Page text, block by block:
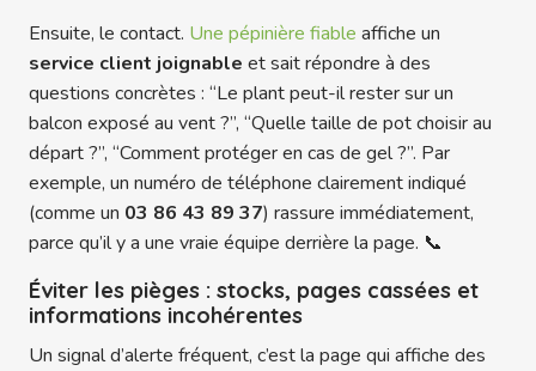
Ensuite, le contact. Une pépinière fiable affiche un
service client joignable et sait répondre à des
questions concrètes : “Le plant peut-il rester sur un
balcon exposé au vent ?”, “Quelle taille de pot choisir au
départ ?”, “Comment protéger en cas de gel ?”. Par
exemple, un numéro de téléphone clairement indiqué
(comme un 03 86 43 89 37) rassure immédiatement,
parce qu’il y a une vraie équipe derrière la page. 📞
Éviter les pièges : stocks, pages cassées et
informations incohérentes
Un signal d’alerte fréquent, c’est la page qui affiche des